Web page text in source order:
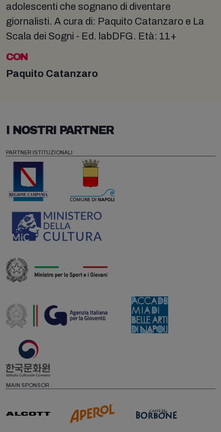
adolescenti che sognano di diventare
giornalisti. A cura di: Paquito Catanzaro e La
Scala dei Sogni - Ed. labDFG. Età: 11+
CON
Paquito Catanzaro
I NOSTRI PARTNER
PARTNER ISTITUZIONALI
MAIN SPONSOR